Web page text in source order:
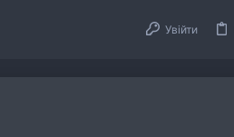
Увійти